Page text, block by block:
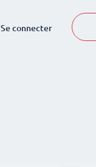
Se connecter